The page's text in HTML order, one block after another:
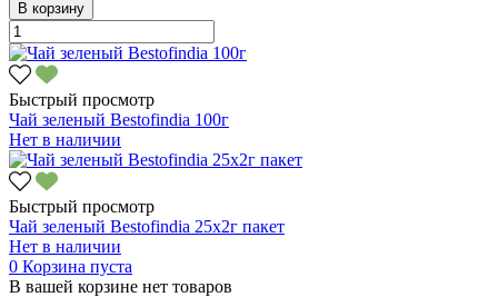
В корзину
Быстрый просмотр
Чай зеленый Bestofindia 100г
Нет в наличии
Быстрый просмотр
Чай зеленый Bestofindia 25х2г пакет
Нет в наличии
0 Корзина пуста
В вашей корзине нет товаров